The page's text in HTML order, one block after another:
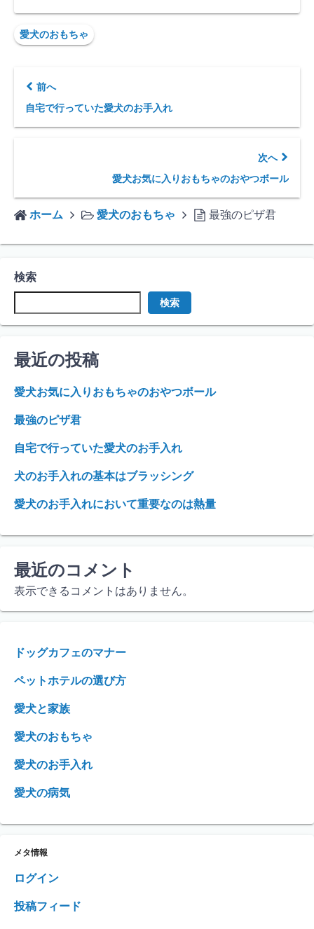
愛犬のおもちゃ
前へ
自宅で行っていた愛犬のお手入れ
次へ
愛犬お気に入りおもちゃのおやつボール
ホーム 愛犬のおもちゃ 最強のピザ君
検索
検索
最近の投稿
愛犬お気に入りおもちゃのおやつボール
最強のピザ君
自宅で行っていた愛犬のお手入れ
犬のお手入れの基本はブラッシング
愛犬のお手入れにおいて重要なのは熱量
最近のコメント
表示できるコメントはありません。
ドッグカフェのマナー
ペットホテルの選び方
愛犬と家族
愛犬のおもちゃ
愛犬のお手入れ
愛犬の病気
メタ情報
ログイン
投稿フィード